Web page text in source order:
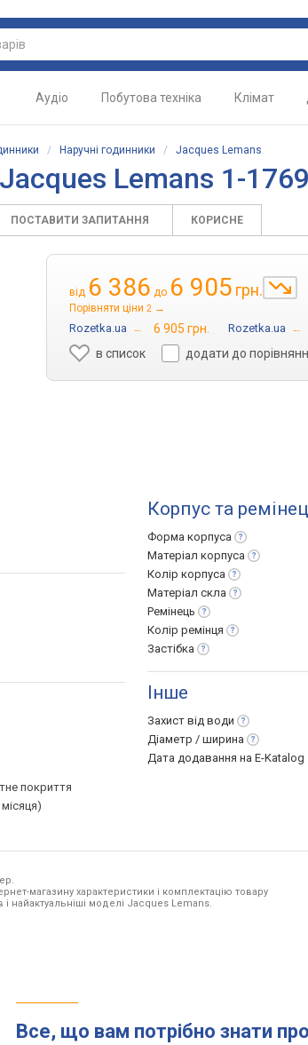
Аудіо Побутова техніка Клімат
/ Наручні годинники / Jacques Lemans
Lemans 1-
ПОСТАВИТИ ЗАПИТАННЯ КОРИСНЕ
від 6 386 до 6 905 грн.
Порівняти ціни 2 →
Rozetka.ua → 6 905 грн. Rozetka.ua →
в список
додати до
покриття
Корпус та
Форма корпуса
Матеріал корпуса
Колір корпуса
Матеріал скла
Ремінець
Колір ремінця
Застібка
Інше
Захист від води
Діаметр / ширина
Дата додавання на E-Katalog
магазину характеристики і комплектацію товару
і найактуальніші моделі Jacques Lemans.
Все, що вам потрібно знати